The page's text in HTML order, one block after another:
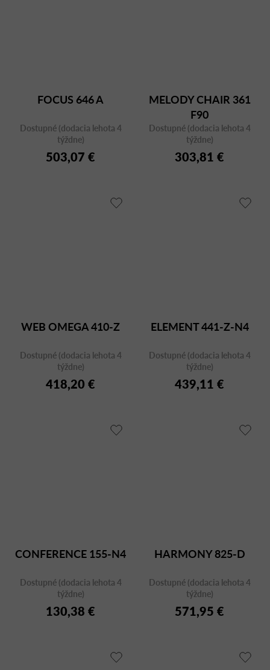
FOCUS 646 A
Dostupné (dodacia lehota 4
týždne)
503,07 €
MELODY CHAIR 361
F90
Dostupné (dodacia lehota 4
týždne)
303,81 €
WEB OMEGA 410-Z
Dostupné (dodacia lehota 4
týždne)
418,20 €
ELEMENT 441-Z-N4
Dostupné (dodacia lehota 4
týždne)
439,11 €
CONFERENCE 155-N4
Dostupné (dodacia lehota 4
týždne)
130,38 €
HARMONY 825-D
Dostupné (dodacia lehota 4
týždne)
571,95 €